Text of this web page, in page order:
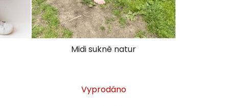
Midi sukně natur
Vyprodáno